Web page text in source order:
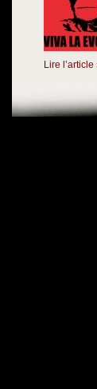
Lire l’article